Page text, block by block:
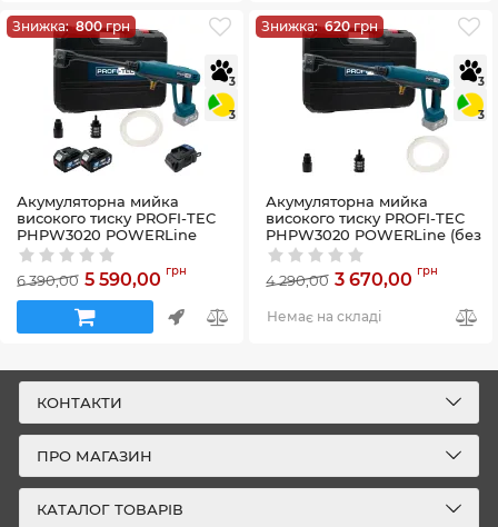
Знижка:800грн
3
3
Акумуляторна мийка
високого тиску PROFI-TEC
PHPW3020 POWERLine
(2×PT2040MP (4.0Аг),
зарядний пристрій)
Артикул:58_29682
6 390,00 5 590,00 грн
Знижка:620грн
3
3
Акумуляторна мийка
високого тиску PROFI-TEC
PHPW3020 POWERLine (без
акумулятора та зарядного
пристрою)
Артикул:58_29681
4 290,00 3 670,00 грн
Немає на складі
КОНТАКТИ
ПРО МАГАЗИН
КАТАЛОГ ТОВАРІВ